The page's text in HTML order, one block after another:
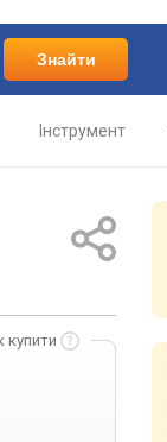
Знайти
Інструмент
купити